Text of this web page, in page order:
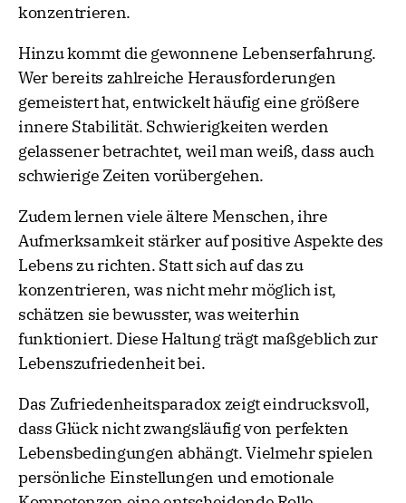
konzentrieren.
Hinzu kommt die gewonnene Lebenserfahrung.
Wer bereits zahlreiche Herausforderungen
gemeistert hat, entwickelt häufig eine größere
innere Stabilität. Schwierigkeiten werden
gelassener betrachtet, weil man weiß, dass auch
schwierige Zeiten vorübergehen.
Zudem lernen viele ältere Menschen, ihre
Aufmerksamkeit stärker auf positive Aspekte des
Lebens zu richten. Statt sich auf das zu
konzentrieren, was nicht mehr möglich ist,
schätzen sie bewusster, was weiterhin
funktioniert. Diese Haltung trägt maßgeblich zur
Lebenszufriedenheit bei.
Das Zufriedenheitsparadox zeigt eindrucksvoll,
dass Glück nicht zwangsläufig von perfekten
Lebensbedingungen abhängt. Vielmehr spielen
persönliche Einstellungen und emotionale